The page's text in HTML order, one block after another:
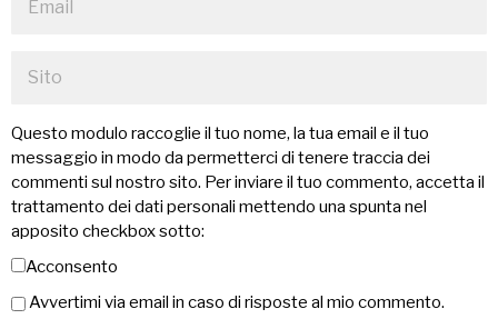
Questo modulo raccoglie il tuo nome, la tua email e il tuo
messaggio in modo da permetterci di tenere traccia dei
commenti sul nostro sito. Per inviare il tuo commento, accetta il
trattamento dei dati personali mettendo una spunta nel
apposito checkbox sotto:
Acconsento
Avvertimi via email in caso di risposte al mio commento.